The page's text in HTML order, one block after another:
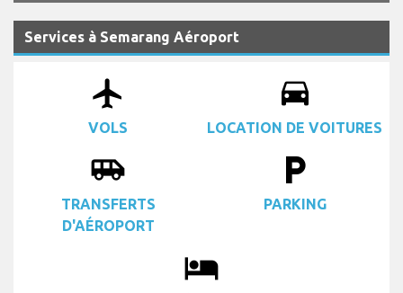
Services à Semarang Aéroport
airplanemode_active
VOLS
drive_eta
LOCATION DE VOITURES
airport_shuttle
TRANSFERTS
D'AÉROPORT
local_parking
PARKING
local_hotel